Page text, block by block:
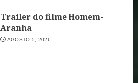
Trailer do filme Homem-
Aranha
AGOSTO 5, 2026